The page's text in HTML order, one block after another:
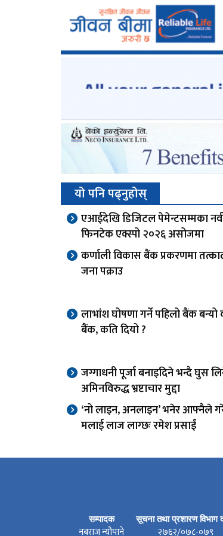
यो पनि पढ्नुहोस्
एआईदेखि डिजिटल पेमेन्टसम्मका
फिनटेक एक्स्पो २०२६ असोजमा
कर्णाली विकास बैंक प्रकरणमा
जना पक्राउ
लाभांश घोषणा गर्ने पहिलो बैंक
बैंक, कति दियो ?
जग्गाधनी पूर्जा बनाइदिने भन्दै घुस
अमिनविरुद्ध भ्रष्टाचार मुद्दा
‘नो लाइन, अनलाइन’ भनेर आफ्नैले
मलाई लाज लाग्छः रमेश प्रसाईं
सम्पादक
नबराज न्यौपाने
सूचना तथा प्रशारण विभाग
२७६२/०७८-०७९